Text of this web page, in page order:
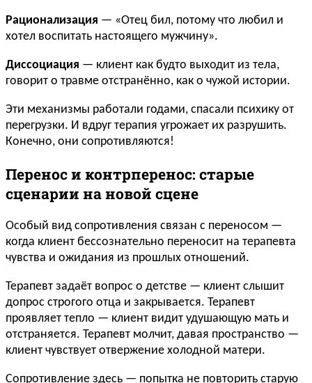
Рационализация — «Отец бил, потому что любил и
хотел воспитать настоящего мужчину».
Диссоциация — клиент как будто выходит из тела,
говорит о травме отстранённо, как о чужой истории.
Эти механизмы работали годами, спасали психику от
перегрузки. И вдруг терапия угрожает их разрушить.
Конечно, они сопротивляются!
Перенос и контрперенос: старые
сценарии на новой сцене
Особый вид сопротивления связан с переносом —
когда клиент бессознательно переносит на терапевта
чувства и ожидания из прошлых отношений.
Терапевт задаёт вопрос о детстве — клиент слышит
допрос строгого отца и закрывается. Терапевт
проявляет тепло — клиент видит удушающую мать и
отстраняется. Терапевт молчит, давая пространство —
клиент чувствует отвержение холодной матери.
Сопротивление здесь — попытка не повторить старую